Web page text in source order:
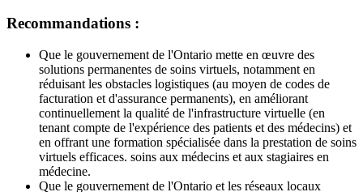
Recommandations :
Que le gouvernement de l'Ontario mette en œuvre des
solutions permanentes de soins virtuels, notamment en
réduisant les obstacles logistiques (au moyen de codes de
facturation et d'assurance permanents), en améliorant
continuellement la qualité de l'infrastructure virtuelle (en
tenant compte de l'expérience des patients et des médecins) et
en offrant une formation spécialisée dans la prestation de soins
virtuels efficaces. soins aux médecins et aux stagiaires en
médecine.
Que le gouvernement de l'Ontario et les réseaux locaux